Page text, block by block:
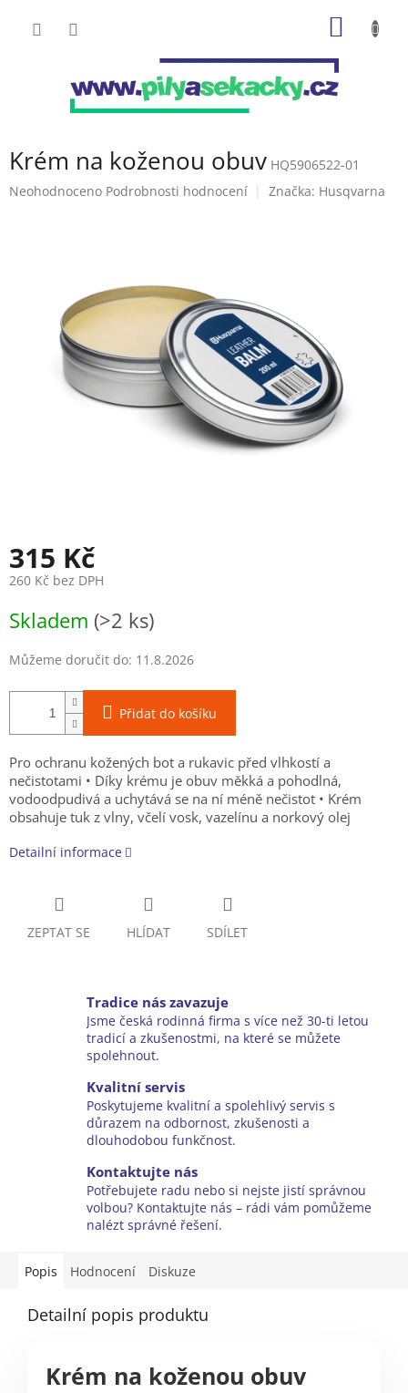
Krém na koženou obuv HQ5906522-01
Průměrné
hvězdiček.
Neohodnoceno Podrobnosti hodnocení Značka: Husqvarna
315 Kč
260 Kč bez DPH
cena:
Skladem (>2 ks)
Můžeme doručit do: 11.8.2026
Přidat do košíku
Pro ochranu kožených bot a rukavic před vlhkostí a
nečistotami • Díky krému je obuv měkká a pohodlná,
vodoodpudivá a uchytává se na ní méně nečistot • Krém
obsahuje tuk z vlny, včelí vosk, vazelínu a norkový olej
Detailní informace
ZEPTAT SE HLÍDAT SDÍLET
Tradice nás zavazuje
Jsme česká rodinná firma s více než 30-ti letou
tradicí a zkušenostmi, na které se můžete
spolehnout.
Kvalitní servis
Poskytujeme kvalitní a spolehlivý servis s
důrazem na odbornost, zkušenosti a
dlouhodobou funkčnost.
Kontaktujte nás
Potřebujete radu nebo si nejste jistí správnou
volbou? Kontaktujte nás – rádi vám pomůžeme
nalézt správné řešení.
Popis Hodnocení Diskuze
Detailní popis produktu
Krém na koženou obuv